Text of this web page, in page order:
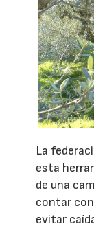
La
esta
de una
contar
evitar